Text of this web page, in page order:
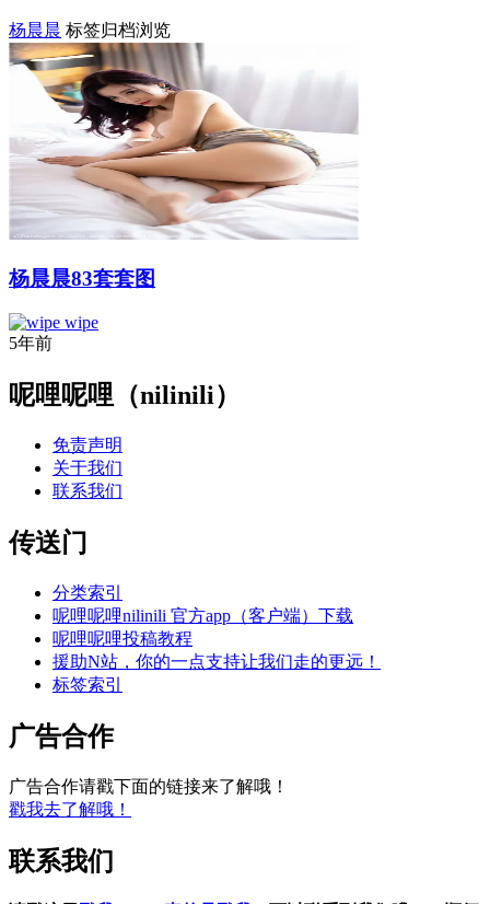
杨晨晨 标签归档浏览
杨晨晨83套套图
wipe
5年前
呢哩呢哩（nilinili）
免责声明
关于我们
联系我们
传送门
分类索引
呢哩呢哩nilinili 官方app（客户端）下载
呢哩呢哩投稿教程
援助N站，你的一点支持让我们走的更远！
标签索引
广告合作
广告合作请戳下面的链接来了解哦！
戳我去了解哦！
联系我们